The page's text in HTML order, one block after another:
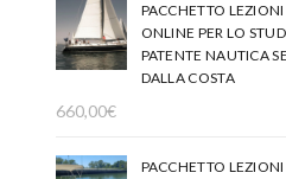
PACCHETTO
ONLINE PER LO
PATENTE NAUTICA
DALLA COSTA
660,00€
PACCHETTO